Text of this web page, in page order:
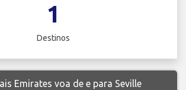
1
Destinos
Emirates voa de e para Seville